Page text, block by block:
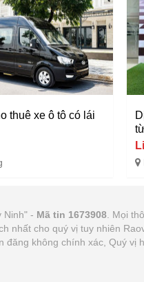
thuê xe ô tô có lái
Ninh" - Mã tin 1673908 . Mọi
nhất cho quý vị tuy nhiên
không chính xác, Quý